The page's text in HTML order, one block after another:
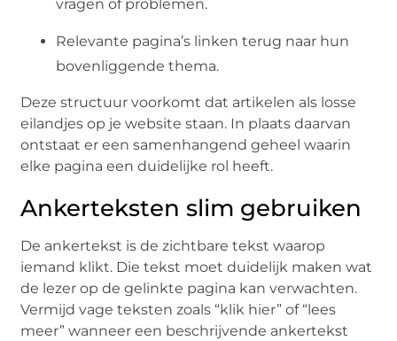
vragen of problemen.
Relevante pagina’s linken terug naar hun
bovenliggende thema.
Deze structuur voorkomt dat artikelen als losse
eilandjes op je website staan. In plaats daarvan
ontstaat er een samenhangend geheel waarin
elke pagina een duidelijke rol heeft.
Ankerteksten slim gebruiken
De ankertekst is de zichtbare tekst waarop
iemand klikt. Die tekst moet duidelijk maken wat
de lezer op de gelinkte pagina kan verwachten.
Vermijd vage teksten zoals “klik hier” of “lees
meer” wanneer een beschrijvende ankertekst